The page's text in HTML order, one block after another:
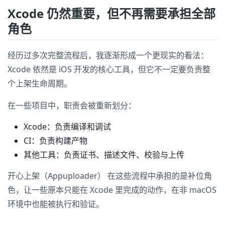
Xcode 仍然重要，但不再需要承担全部
角色
经历过多次完整流程后，我逐渐形成一个更现实的看法：
Xcode 依然是 iOS 开发的核心工具，但它不一定要负责整
个上架生命周期。
在一些项目中，职责会被重新划分：
Xcode：负责编译和调试
CI：负责构建产物
其他工具：负责证书、描述文件、校验与上传
开心上架（Appuploader） 在这些流程中承担的是补位角
色，让一些原本只能在 Xcode 里完成的动作，在非 macOS
环境中也能被执行和验证。